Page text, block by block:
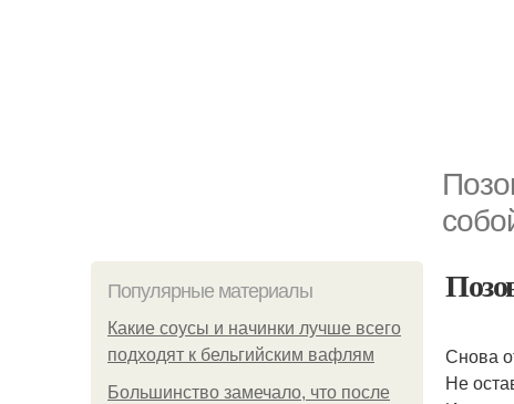
Популярные материалы
Какие соусы и начинки лучше всего
подходят к бельгийским вафлям
Большинство замечало, что после
Снова
Не